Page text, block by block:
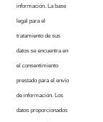
información. La base
legal para el
tratamiento de sus
datos se encuentra en
el consentimiento
prestado para el envío
de información. Los
datos proporcionados